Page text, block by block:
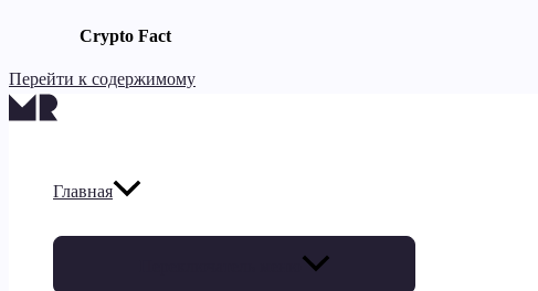
Crypto Fact
Перейти к содержимому
Главная